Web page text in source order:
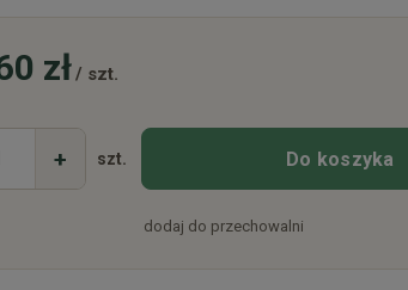
zł/ szt.
+ szt. Do koszyka
dodaj do przechowalni